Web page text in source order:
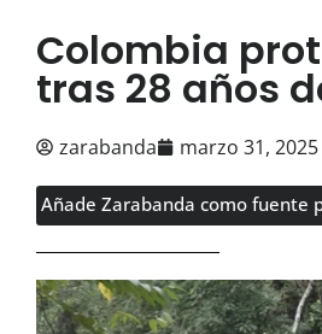
Colombia
tras 28 años
zarabanda marzo 31, 2025
Añade Zarabanda como fuente